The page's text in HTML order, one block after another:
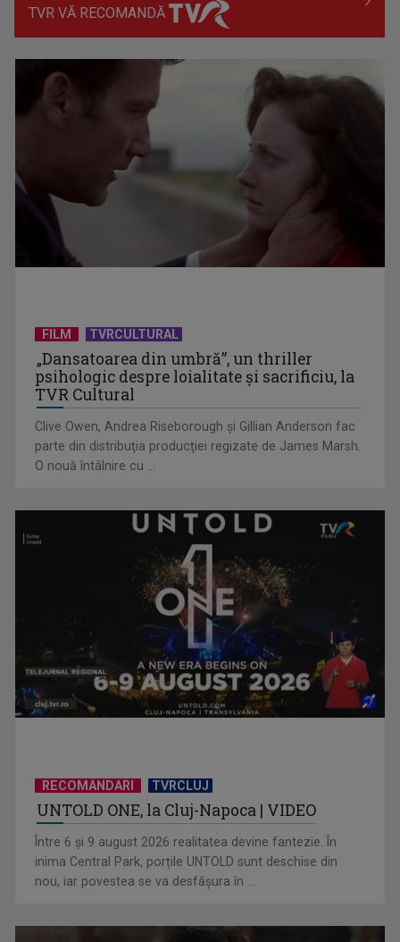
aniversat la TVR ...
în România”, un ...
Piesa „Inimă, nu fi de piatră” a Corinei Chiriac ia argintul în
Hora care unește generații | VIDEO
TVR VĂ RECOMANDĂ
FILM TVRCULTURAL
„Dansatoarea din umbră”, un thriller
psihologic despre loialitate și sacrificiu, la
TVR Cultural
Clive Owen, Andrea Riseborough şi Gillian Anderson fac
parte din distribuţia producţiei regizate de James Marsh.
O nouă întâlnire cu ...
RECOMANDARI TVRCLUJ
UNTOLD ONE, la Cluj-Napoca | VIDEO
Între 6 și 9 august 2026 realitatea devine fantezie. În
inima Central Park, porțile UNTOLD sunt deschise din
nou, iar povestea se va desfășura în ...